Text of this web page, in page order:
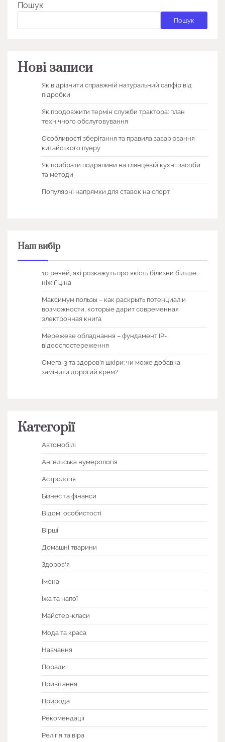
Пошук
Пошук
Нові записи
Як відрізнити справжній натуральний сапфір від
підробки
Як продовжити термін служби трактора: план
технічного обслуговування
Особливості зберігання та правила заварювання
китайського пуеру
Як прибрати подряпини на глянцевій кухні: засоби
та методи
Популярні напрямки для ставок на спорт
Наш вибір
10 речей, які розкажуть про якість білизни більше,
ніж її ціна
Максимум пользы – как раскрыть потенциал и
возможности, которые дарит современная
электронная книга
Мережеве обладнання – фундамент IP-
відеоспостереження
Омега-3 та здоров’я шкіри: чи може добавка
замінити дорогий крем?
Категорії
Автомобілі
Ангельська нумерологія
Астрологія
Бізнес та фінанси
Відомі особистості
Вірші
Домашні тварини
Здоров'я
Імена
Їжа та напої
Майстер-класи
Мода та краса
Навчання
Поради
Привітання
Природа
Рекомендації
Релігія та віра